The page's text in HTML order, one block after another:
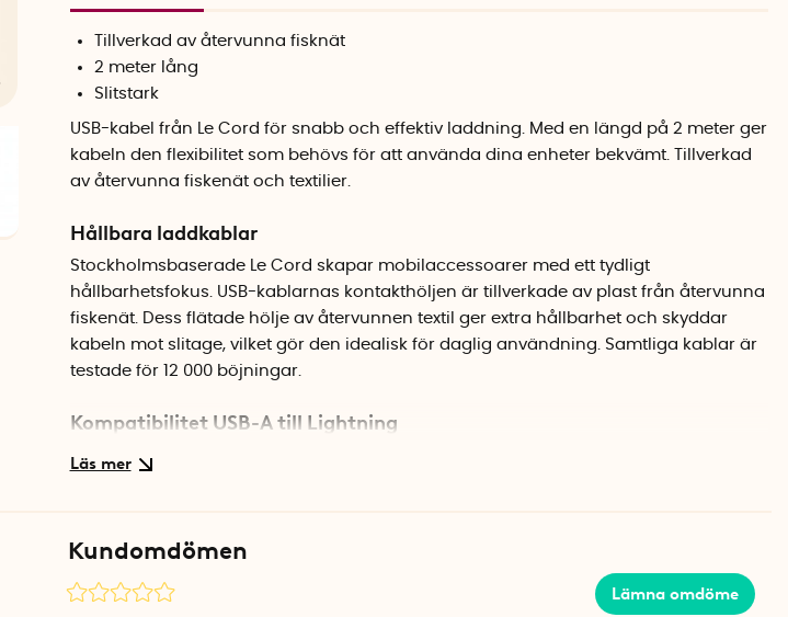
Tillverkad av återvunna fisknät
2 meter lång
Slitstark
USB-kabel från Le Cord för snabb och effektiv laddning. Med en längd på 2 meter ger
kabeln den flexibilitet som behövs för att använda dina enheter bekvämt. Tillverkad
av återvunna fiskenät och textilier.
Hållbara laddkablar
Stockholmsbaserade Le Cord skapar mobilaccessoarer med ett tydligt
hållbarhetsfokus. USB-kablarnas kontakthöljen är tillverkade av plast från återvunna
fiskenät. Dess flätade hölje av återvunnen textil ger extra hållbarhet och skyddar
kabeln mot slitage, vilket gör den idealisk för daglig användning. Samtliga kablar är
testade för 12 000 böjningar.
Kompatibilitet USB-A till Lightning
- iPhone 11, 12, 13, 14 (samtliga versioner)
- iPad, iPad Air, iPad Mini, iPad Pro (alla versioner och generationer)
- iPod Nano (7:e generationen)
Kundomdömen
Lämna omdöme